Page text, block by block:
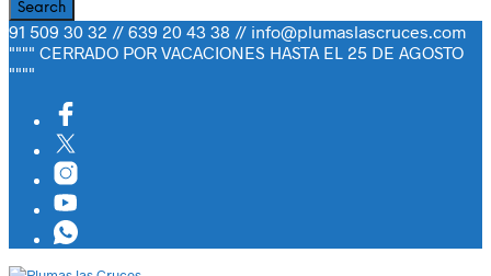
91 509 30 32 // 639 20 43 38 // info@plumaslascruces.com
"""" CERRADO POR VACACIONES HASTA EL 25 DE AGOSTO
""""